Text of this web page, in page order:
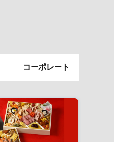
コーポレート